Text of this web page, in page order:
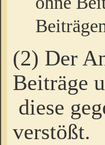
(2) Der
Beiträge
diese
verstößt.